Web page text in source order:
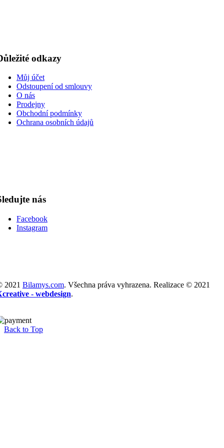
odkazy
Můj účet
Odstoupení od smlouvy
O nás
Prodejny
Obchodní podmínky
Ochrana osobních údajů
nás
Facebook
Instagram
2021 Bilamys.com. Všechna práva vyhrazena. Realizace © 2021
- webdesign.
Back to Top